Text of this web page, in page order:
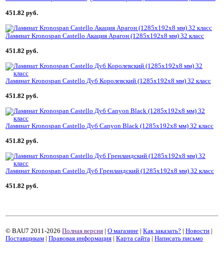
451.82 руб.
Ламинат Kronospan Castello Акация Арагон (1285x192x8 мм) 32 класс
451.82 руб.
Ламинат Kronospan Castello Дуб Королевский (1285x192x8 мм) 32 класс
451.82 руб.
Ламинат Kronospan Castello Дуб Canyon Black (1285x192x8 мм) 32 класс
451.82 руб.
Ламинат Kronospan Castello Дуб Гренландский (1285x192x8 мм) 32 класс
451.82 руб.
© BAU7 2011-2026 Полная версия | О магазине | Как заказать? | Новости |
Поставщикам | Правовая информация | Карта сайта | Написать письмо